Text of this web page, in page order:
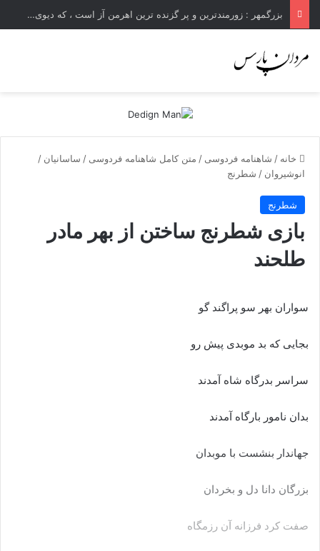
بزرگمهر : زورمندترین و پر گزنده ترین اهرمن آز است ، که دیوی است ستمکار و دیر ساز
خانه / شاهنامه فردوسی / متن کامل شاهنامه فردوسی / ساسانیان /
انوشیروان / شطرنج
شطرنج
بازى شطرنج ساختن از بهر مادر
طلحند
سواران بهر سو پراگند گو
بجایى که بد موبدى پیش رو
سراسر بدرگاه شاه آمدند
بدان نامور بارگاه آمدند
جهاندار بنشست با موبدان
بزرگان دانا دل و بخردان‏
صفت کرد فرزانه آن رزمگاه